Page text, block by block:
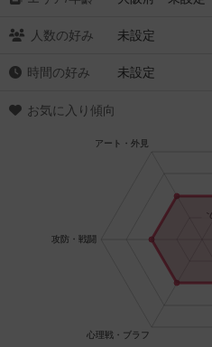
人数の好み 未設定
時間の好み 未設定
お気に入り傾向